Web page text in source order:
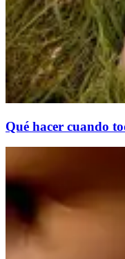
Qué hacer cuando